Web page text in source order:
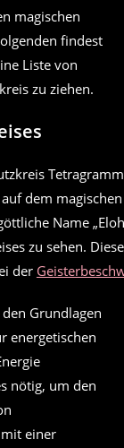
magischen
findest
Liste von
zu ziehen.
dem
Name
zu sehen.
der
Grundlagen
energetischen
nötig, um den
einer